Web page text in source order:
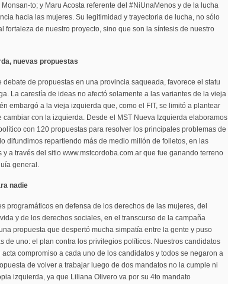
to; y Maru Acosta referente del #NiUnaMenos y de la lucha
hacia las mujeres. Su legitimidad y trayectoria de lucha, no sólo
fortaleza de nuestro proyecto, sino que son la síntesis de nuestro
nuevas propuestas
debate de propuestas en una provincia saqueada, favorece el statu
La carestía de ideas no afectó solamente a las variantes de la vieja
embargó a la vieja izquierda que, como el FIT, se limitó a plantear
cambiar con la izquierda. Desde el MST Nueva Izquierda elaboramos
con 120 propuestas para resolver los principales problemas de
difundimos repartiendo más de medio millón de folletos, en las
y a través del sitio www.mstcordoba.com.ar que fue ganando terreno
general.
nadie
programáticos en defensa de los derechos de las mujeres, del
y de los derechos sociales, en el transcurso de la campaña
propuesta que despertó mucha simpatía entre la gente y puso
de uno: el plan contra los privilegios políticos. Nuestros candidatos
compromiso a cada uno de los candidatos y todos se negaron a
de volver a trabajar luego de dos mandatos no la cumple ni
izquierda, ya que Liliana Olivero va por su 4to mandato